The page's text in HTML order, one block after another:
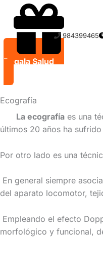
contenido
Regala Salud
984399465
Ecografía
La ecografía es una
últimos 20 años ha
Por otro lado es una
En general siempre
del aparato locomotor,
Empleando el efecto
morfológico y funcional,